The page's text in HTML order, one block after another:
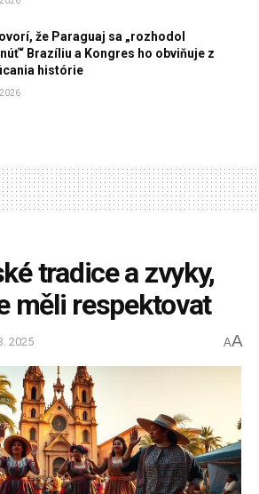
že Paraguaj sa „rozhodol
Brazíliu a Kongres ho obviňuje z
histórie
tradice a zvyky,
měli respektovat
2025 AA